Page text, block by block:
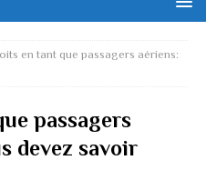
en tant que passagers aériens:
passagers
devez savoir